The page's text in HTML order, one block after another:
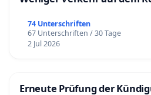
74 Unterschriften
67 Unterschriften / 30 Tage
2 Jul 2026
Erneute Prüfung der